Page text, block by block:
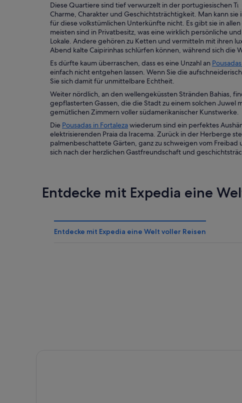
Diese Quartiere sind tief verwurzelt in der portugiesischen
Charme, Charakter und Geschichtsträchtigkeit. Man kann
für diese volkstümlichen Unterkünfte nicht. Es gibt sie in
meisten sind in Privatbesitz, was eine wirklich persönliche
Lokale. Andere gehören zu Ketten und vermitteln mit ihren
Abend kalte Caipirinhas schlürfen können, während sich die
Es dürfte kaum überraschen, dass es eine Unzahl an
einfach nicht entgehen lassen. Wenn Sie die
Sie sich damit für unmittelbare Echtheit.
Weiter nördlich, an den wellengeküssten Stränden Bahias,
gepflasterten Gassen, die die Stadt zu einem solchen Juwel
gemütlichen Zimmern voller südamerikanischer Kunstwerke.
Die Pousadas in Fortalezawiederum sind ein perfektes
elektrisierenden Praia da Iracema. Zurück in der Herberge
palmenbeschattete Gärten, ganz zu schweigen vom Freibad
sich nach der herzlichen Gastfreundschaft und
Entdecke mit Expedia eine
Entdecke mit Expedia eine Welt voller Reisen